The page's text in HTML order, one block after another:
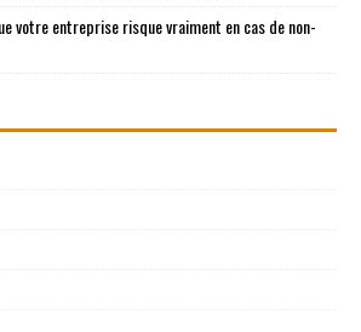
votre entreprise risque vraiment en cas de non-